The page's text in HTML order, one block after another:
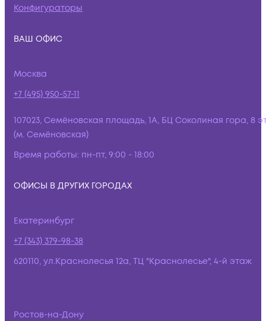
Конфигураторы
ВАШ ОФИС
Москва
+7 (495) 950-57-11
107023, Семёновская площадь, 1А, БЦ Соколиная гора, 8
(м. Семёновская)
Время работы: пн-пт, 9:00 - 18:00
ОФИСЫ В ДРУГИХ ГОРОДАХ
Екатеринбург
+7 (343) 379-98-38
620110, ул.Краснолесья 12а, ТЦ "Краснолесье", 4-й этаж
Ростов-на-Дону